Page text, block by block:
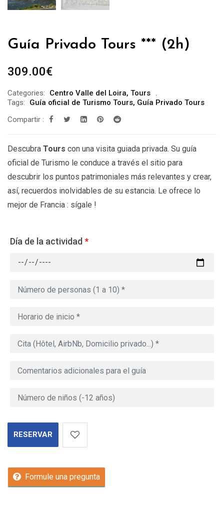
Guía Privado Tours *** (2h)
309.00€
Categories: Centro Valle del Loira, Tours
Tags:
Guía oficial de Turismo Tours, Guía Privado Tours
Compartir :
Descubra Tours con una visita guiada privada. Su guía
oficial de Turismo le conduce a través el sitio para
descubrir los puntos patrimoniales más relevantes y crear,
así, recuerdos inolvidables de su estancia. Le ofrece lo
mejor de Francia : sígale !
Día de la actividad *
RESERVAR
Formule una pregunta